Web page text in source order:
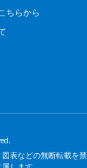
ちらから
表などの無断転載を